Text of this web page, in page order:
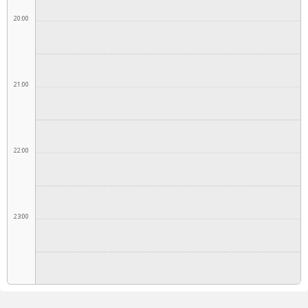
20:00
21:00
22:00
23:00